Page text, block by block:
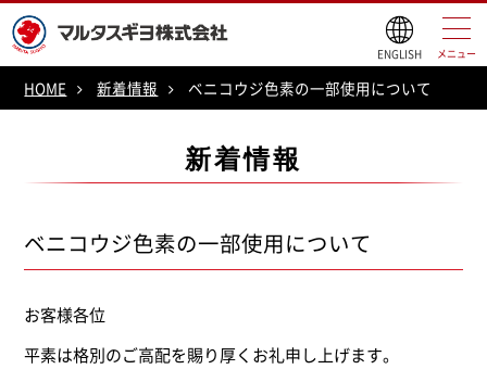
ENGLISH メニュー
HOME 新着情報 ベニコウジ色素の一部使用について
新着情報
ベニコウジ色素の一部使用について
お客様各位
平素は格別のご高配を賜り厚くお礼申し上げます。